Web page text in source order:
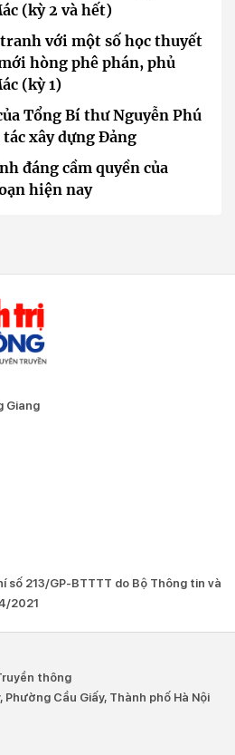
(kỳ 2 và hết)
với một số học thuyết
hòng phê phán, phủ
(kỳ 1)
Tổng Bí thư Nguyễn Phú
xây dựng Đảng
đáng cầm quyền của
hiện nay
Giang
số 213/GP-BTTTT do Bộ Thông tin và
2021
thông
Cầu Giấy, Thành phố Hà Nội